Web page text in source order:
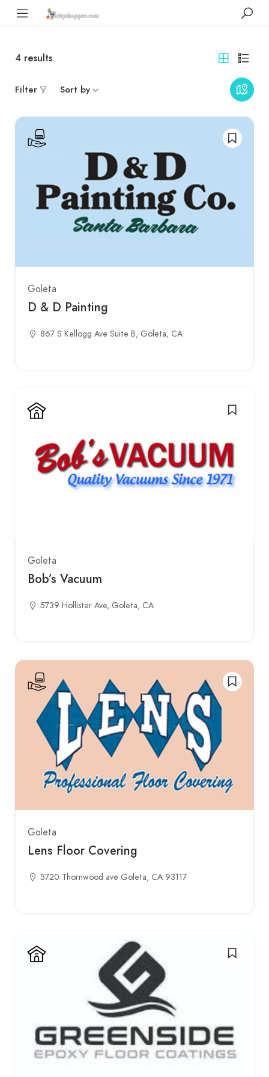
4 results
Filter Sort by
Goleta
D & D Painting
867 S Kellogg Ave Suite B, Goleta, CA
Goleta
Bob’s Vacuum
5739 Hollister Ave, Goleta, CA
Goleta
Lens Floor Covering
5720 Thornwood ave Goleta, CA 93117